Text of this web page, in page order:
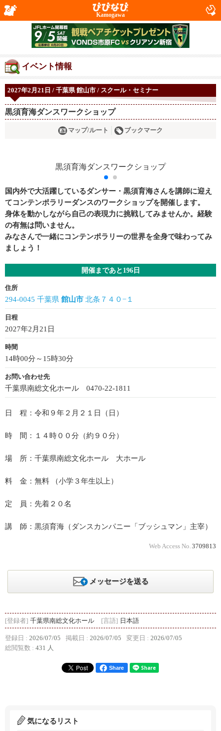
Kamogawa
イベント情報
2027年2月21日 / 千葉県 館山市 / スクール・セミナー
黒須育海ダンスワークショップ
マップ/ルート ブックマーク
国内外で大活躍しているダンサー・黒須育海さんを講師に迎え
てコンテンポラリーダンスのワークショップを開催します。
身体を動かしながら自己の表現力に挑戦してみませんか。経験
の有無は問いません。
みなさんで一緒にコンテンポラリーの世界を全身で味わってみ
ましょう！
開催まであと196日
住所
294-0045 千葉県 館山市 北条７４０−１
日程
2027年2月21日
時間
14時00分～15時30分
お問い合わせ先
千葉県南総文化ホール 0470-22-1811
日 程：令和９年２月２１日（日）
時 間：１４時００分（約９０分）
場 所：千葉県南総文化ホール 大ホール
料 金：無料 （小学３年生以上）
定 員：先着２０名
講 師：黒須育海（ダンスカンパニー「ブッシュマン」主宰）
Web Access No. 3709813
メッセージを送る
[登録者] 千葉県南総文化ホール [言語] 日本語
登録日 : 2026/07/05 掲載日 : 2026/07/05 変更日 : 2026/07/05
総閲覧数 : 431 人
Share
気になるリスト